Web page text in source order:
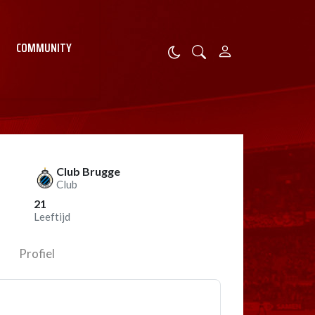
COMMUNITY
Club Brugge
Club
21
Leeftijd
Profiel